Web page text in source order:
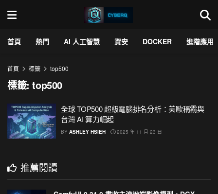
首頁 熱門 AI 人工智慧 資安 DOCKER 進階應用
首頁 標籤 top500
標籤:top500
全球 TOP500 超級電腦排名分析：美歐稱霸與
台灣 AI 算力崛起
BY ASHLEY HSIEH 2025 年 11 月 23 日
推薦閱讀